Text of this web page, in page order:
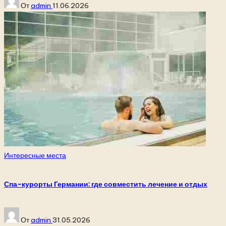
от
Отadmin 11.06.2026
Опубликовано
Интересные места
Спа-курорты Германии: где совместить лечение и отдых
Запись
от
Отadmin 31.05.2026